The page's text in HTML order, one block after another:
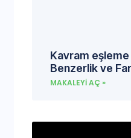
Kavram eşleme
Benzerlik ve
MAKALEYI AÇ »